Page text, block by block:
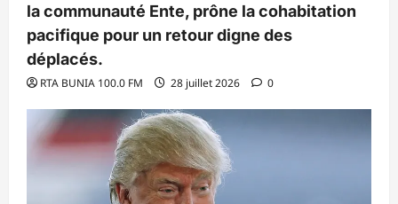
la communauté Ente, prône la cohabitation
pacifique pour un retour digne des
déplacés.
RTA BUNIA 100.0 FM 28 juillet 2026 0